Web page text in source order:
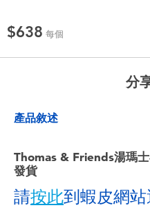
$638 每個
分
產品敘述
Thomas & Friends湯瑪
發貨
請按此到蝦皮網